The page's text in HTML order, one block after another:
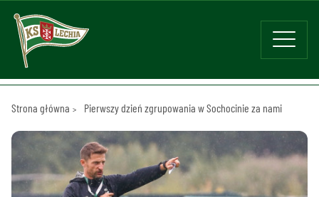
Strona główna Pierwszy dzień zgrupowania w Sochocinie za nami